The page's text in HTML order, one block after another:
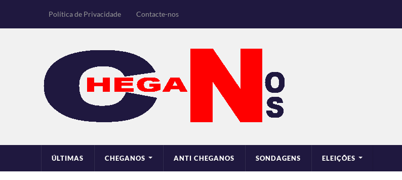
Política de Privacidade Contacte-nos
ÚLTIMAS CHEGANOS ANTI CHEGANOS SONDAGENS ELEIÇÕES